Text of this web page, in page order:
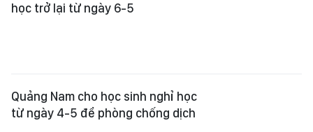
học trở lại từ ngày 6-5
Quảng Nam cho học sinh nghỉ học
từ ngày 4-5 để phòng chống dịch